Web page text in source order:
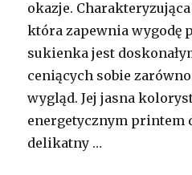
okazje.
która zapewnia wygodę
sukienka jest
ceniących sobie
wygląd. Jej jasna
energetycznym printem
delikatny …